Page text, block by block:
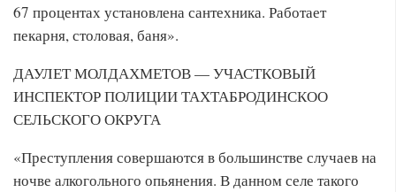
67 процентах установлена сантехника. Работает
пекарня, столовая, баня».
ДАУЛЕТ МОЛДАХМЕТОВ — УЧАСТКОВЫЙ
ИНСПЕКТОР ПОЛИЦИИ ТАХТАБРОДИНСКОО
СЕЛЬСКОГО ОКРУГА
«Преступления совершаются в большинстве случаев на
ночве алкогольного опьянения. В данном селе такого